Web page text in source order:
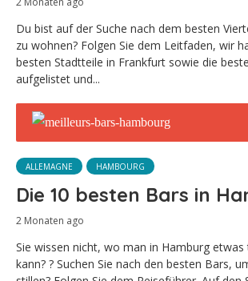
Du bist auf der Suche nach dem besten
zu wohnen? Folgen Sie dem Leitfaden, wir
besten Stadtteile in Frankfurt sowie die
aufgelistet und...
ALLEMAGNE HAMBOURG
Die 10 besten Bars in
2 Monaten ago
Sie wissen nicht, wo man in Hamburg etwas
kann? ? Suchen Sie nach den besten Bars,